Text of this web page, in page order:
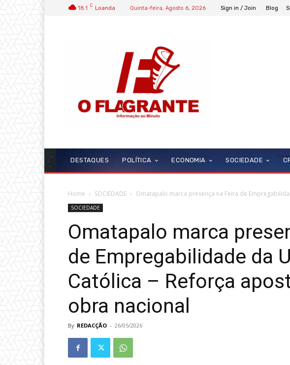
18.1 C Loanda Quinta-feira, Agosto 6, 2026 Sign in / Join Blog
DESTAQUES POLÍTICA ECONOMIA SOCIEDADE
Home SOCIEDADE Omatapalo marca presença na Feira de
SOCIEDADE
Omatapalo marca
de Empregabilidade da
Católica – Reforça
obra nacional
By REDACÇÃO - 26/05/2026